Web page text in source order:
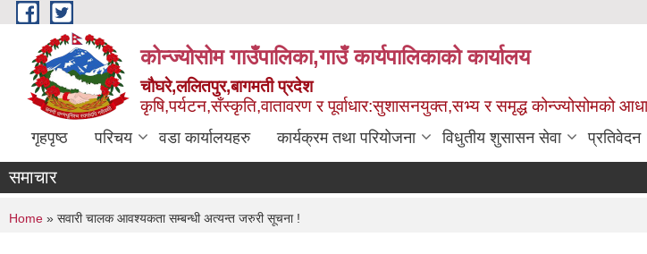
Skip to main content
कोन्ज्योसोम गाउँपालिका,गाउँ कार्यपालिकाको कार्यालय
चौघरे,ललितपुर,बागमती प्रदेश
कृषि,पर्यटन,सँस्कृति,वातावरण र पूर्वाधार:सुशासनयुक्त,सभ्य र समृद्ध कोन्ज्योसोमको
गृहपृष्ठ परिचय वडा कार्यालयहरु कार्यक्रम तथा परियोजना विधुतीय शुसासन सेवा प्रतिवेदन
समाचार
You are here
Home » सवारी चालक आवश्यकता सम्बन्धी अत्यन्त जरुरी सूचना !